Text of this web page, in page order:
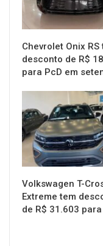
Chevrolet Onix RS
desconto de R$
para PcD em
MUNDO AUTOMOTIVO
Volkswagen T-
Extreme tem
de R$ 31.603 para